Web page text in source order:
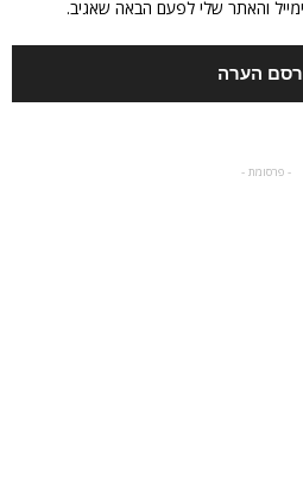
והאתר שלי לפעם הבאה שאגיב.
- פרסומת -